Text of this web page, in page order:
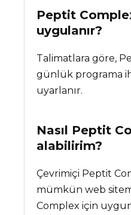
Peptit
uygulanır?
Talimatlara göre,
günlük programa
uyarlanır.
Nasıl Peptit
alabilirim?
Çevrimiçi Peptit
mümkün web
Complex için